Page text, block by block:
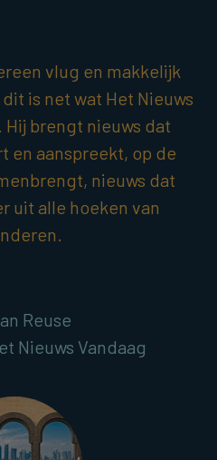
vlug en makkelijk
is net wat Het Nieuws
Hij brengt nieuws dat
en aanspreekt, op de
nieuws dat
uit alle hoeken van
Reuse
Nieuws Vandaag